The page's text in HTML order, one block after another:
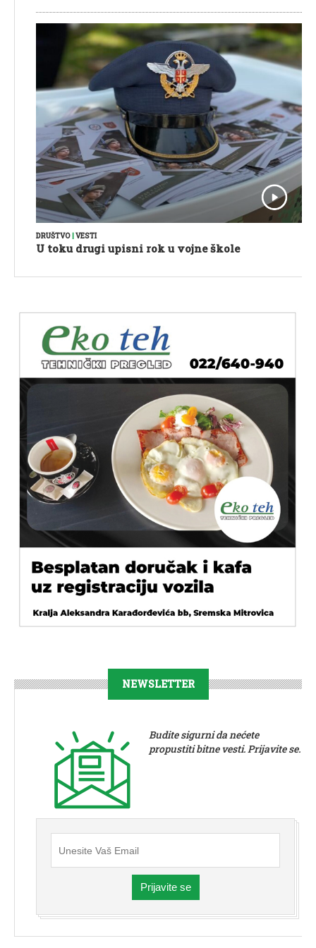
DRUŠTVO|VESTI
U toku drugi upisni rok u vojne škole
NEWSLETTER
Budite sigurni da nećete
propustiti bitne vesti. Prijavite se.
Prijavite se